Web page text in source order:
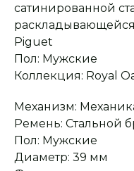
сатинированной
Piguet
Пол: Мужские
Коллекция: Royal
Механизм:
Ремень: Стальной
Пол: Мужские
Диаметр: 39 мм
Оплата при получении
после примерки и
осмотра товара
и
На все товары
распространяется
гарантийные
обязательства